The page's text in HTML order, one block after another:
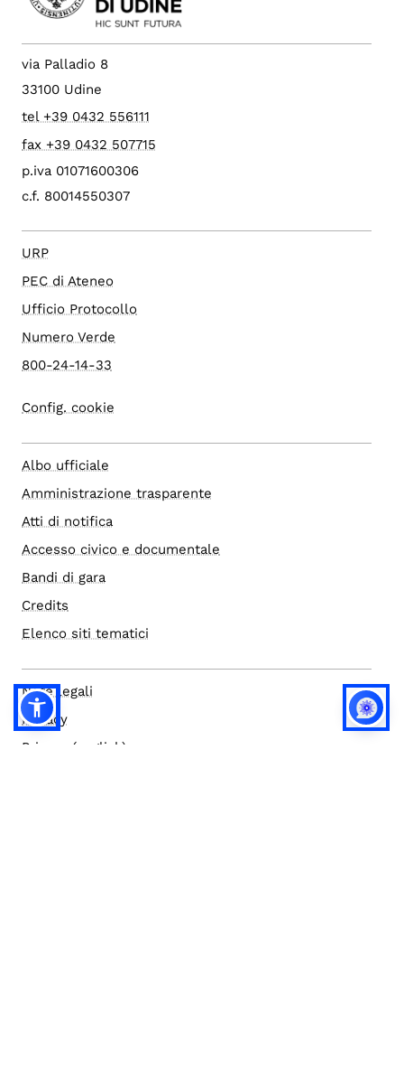
via Palladio 8
33100 Udine
tel +39 0432 556111
fax +39 0432 507715
p.iva 01071600306
c.f. 80014550307
URP
PEC di Ateneo
Ufficio Protocollo
Numero Verde
800-24-14-33
Config. cookie
Albo ufficiale
Amministrazione trasparente
Atti di notifica
Accesso civico e documentale
Bandi di gara
Credits
Elenco siti tematici
Note legali
Privacy
Privacy (english)